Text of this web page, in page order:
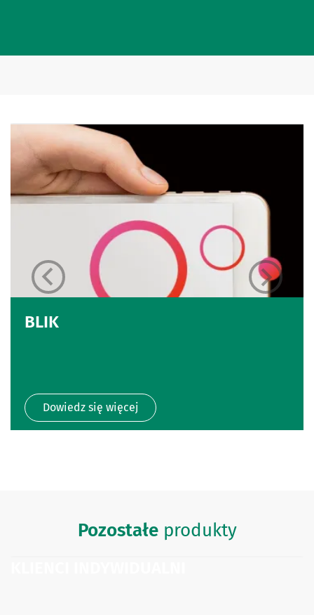
BLIK
Dowiedz się więcej
Pozostałeprodukty